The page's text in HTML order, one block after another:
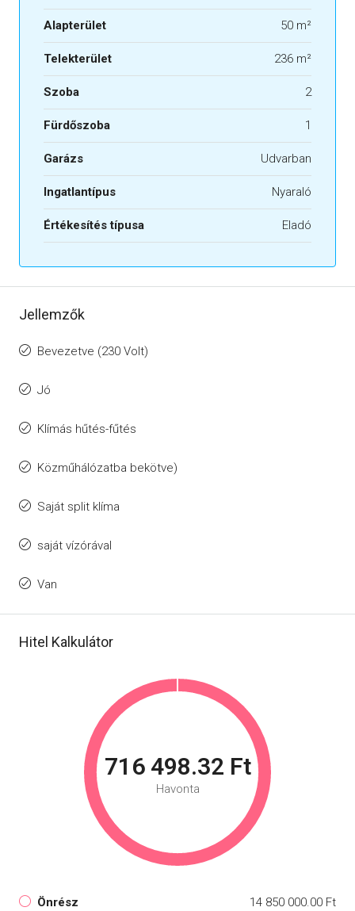
Alapterület 50 m²
Telekterület 236 m²
Szoba 2
Fürdőszoba 1
Garázs Udvarban
Ingatlantípus Nyaraló
Értékesítés típusa Eladó
Jellemzők
Bevezetve (230 Volt)
Jó
Klímás hűtés-fűtés
Közműhálózatba bekötve)
Saját split klíma
saját vízórával
Van
Hitel Kalkulátor
716 498.32 Ft
Havonta
Önrész 14 850 000.00 Ft